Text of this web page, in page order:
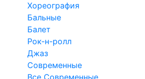
Хореография
Бальные
Балет
Рок-н-ролл
Джаз
Современные
Все Современные